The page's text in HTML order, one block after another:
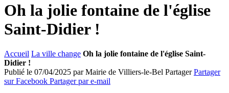
Oh la jolie fontaine de l'église
Saint-Didier !
Accueil La ville change Oh la jolie fontaine de l'église Saint-
Didier !
Publié le 07/04/2025 par Mairie de Villiers-le-Bel Partager Partager
sur Facebook Partager par e-mail